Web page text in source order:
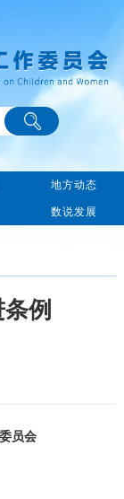
地方动态
数说发展
例
员会